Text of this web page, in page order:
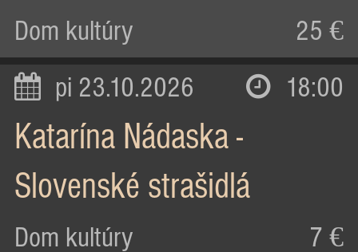
Dom kultúry 25 €
pi 23.10.2026 18:00
Katarína Nádaska -
Slovenské strašidlá
Dom kultúry 7 €